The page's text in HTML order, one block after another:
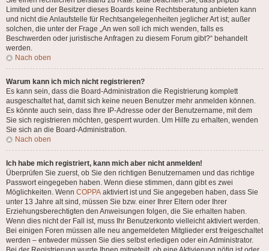
Limited und der Besitzer dieses Boards keine Rechtsberatung anbieten kann
und nicht die Anlaufstelle für Rechtsangelegenheiten jeglicher Art ist; außer
solchen, die unter der Frage „An wen soll ich mich wenden, falls es
Beschwerden oder juristische Anfragen zu diesem Forum gibt?“ behandelt
werden.
Nach oben
Warum kann ich mich nicht registrieren?
Es kann sein, dass die Board-Administration die Registrierung komplett
ausgeschaltet hat, damit sich keine neuen Benutzer mehr anmelden können.
Es könnte auch sein, dass Ihre IP-Adresse oder der Benutzername, mit dem
Sie sich registrieren möchten, gesperrt wurden. Um Hilfe zu erhalten, wenden
Sie sich an die Board-Administration.
Nach oben
Ich habe mich registriert, kann mich aber nicht anmelden!
Überprüfen Sie zuerst, ob Sie den richtigen Benutzernamen und das richtige
Passwort eingegeben haben. Wenn diese stimmen, dann gibt es zwei
Möglichkeiten. Wenn COPPA aktiviert ist und Sie angegeben haben, dass Sie
unter 13 Jahre alt sind, müssen Sie bzw. einer Ihrer Eltern oder Ihrer
Erziehungsberechtigten den Anweisungen folgen, die Sie erhalten haben.
Wenn dies nicht der Fall ist, muss Ihr Benutzerkonto vielleicht aktiviert werden.
Bei einigen Foren müssen alle neu angemeldeten Mitglieder erst freigeschaltet
werden – entweder müssen Sie dies selbst erledigen oder ein Administrator.